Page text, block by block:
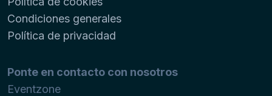
Condiciones generales
Política de privacidad
Ponte en contacto con nosotros
Eventzone